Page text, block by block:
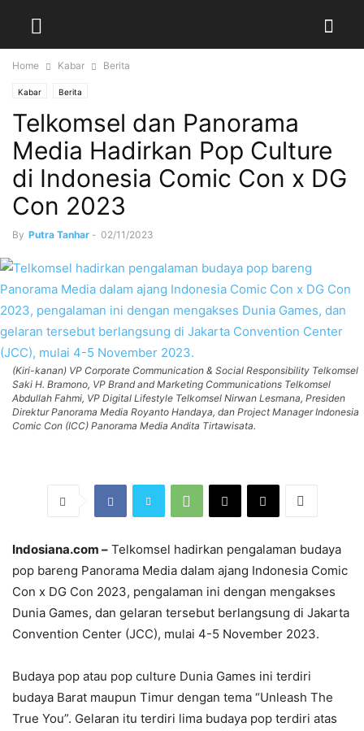
Home Kabar Berita
Kabar Berita
Telkomsel dan Panorama
Media Hadirkan Pop Culture
di Indonesia Comic Con x DG
Con 2023
By Putra Tanhar - 02/11/2023
(Kiri-kanan) VP Corporate Communication & Social Responsibility Telkomsel
Saki H. Bramono, VP Brand and Marketing Communications Telkomsel
Abdullah Fahmi, VP Digital Lifestyle Telkomsel Nirwan Lesmana, Presiden
Direktur Panorama Media Royanto Handaya, dan Project Manager Indonesia
Comic Con (ICC) Panorama Media Andita Tirtawisata.
Indosiana.com – Telkomsel hadirkan pengalaman budaya
pop bareng Panorama Media dalam ajang Indonesia Comic
Con x DG Con 2023, pengalaman ini dengan mengakses
Dunia Games, dan gelaran tersebut berlangsung di Jakarta
Convention Center (JCC), mulai 4-5 November 2023.
Budaya pop atau pop culture Dunia Games ini terdiri
budaya Barat maupun Timur dengan tema “Unleash The
True You”. Gelaran itu terdiri lima budaya pop terdiri atas